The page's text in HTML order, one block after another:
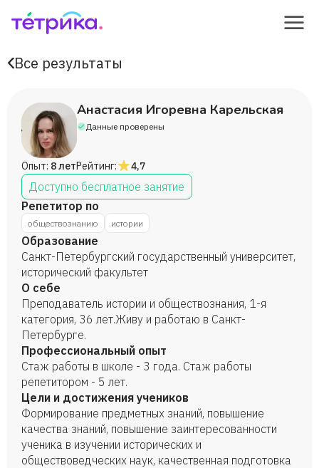
Все результаты
Анастасия Игоревна Карельская
Данные проверены
Опыт: 8 летРейтинг: 4,7
Доступно бесплатное занятие
Репетитор по
обществознанию истории
Образование
Санкт-Петербургский государственный университет,
исторический факультет
О себе
Преподаватель истории и обществознания, 1-я
категория, 36 лет.Живу и работаю в Санкт-
Петербурге.
Профессиональный опыт
Стаж работы в школе - 3 года. Стаж работы
репетитором - 5 лет.
Цели и достижения учеников
Формирование предметных знаний, повышение
качества знаний, повышение заинтересованности
ученика в изучении исторических и
обществоведческих наук, качественная подготовка